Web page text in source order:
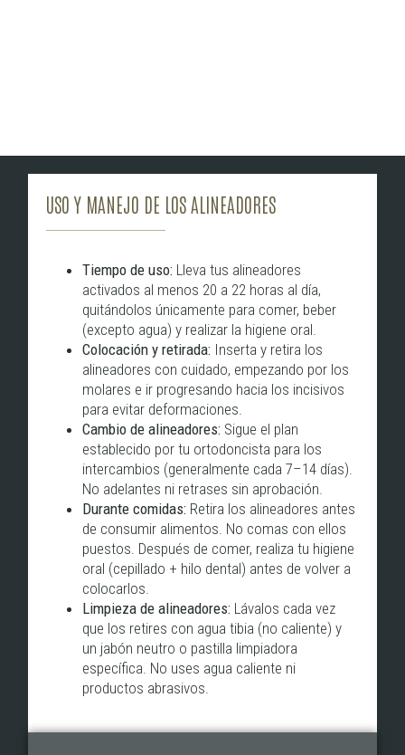
USO Y MANEJO DE LOS ALINEADORES
Tiempo de uso: Lleva tus alineadores
activados al menos 20 a 22 horas al día,
quitándolos únicamente para comer, beber
(excepto agua) y realizar la higiene oral.
Colocación y retirada: Inserta y retira los
alineadores con cuidado, empezando por los
molares e ir progresando hacia los incisivos
para evitar deformaciones.
Cambio de alineadores: Sigue el plan
establecido por tu ortodoncista para los
intercambios (generalmente cada 7–14 días).
No adelantes ni retrases sin aprobación.
Durante comidas: Retira los alineadores antes
de consumir alimentos. No comas con ellos
puestos. Después de comer, realiza tu higiene
oral (cepillado + hilo dental) antes de volver a
colocarlos.
Limpieza de alineadores: Lávalos cada vez
que los retires con agua tibia (no caliente) y
un jabón neutro o pastilla limpiadora
específica. No uses agua caliente ni
productos abrasivos.